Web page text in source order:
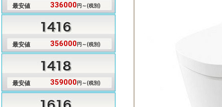
最安値 336000円～(税別)
最安値 356000円～(税別)
最安値 359000円～(税別)